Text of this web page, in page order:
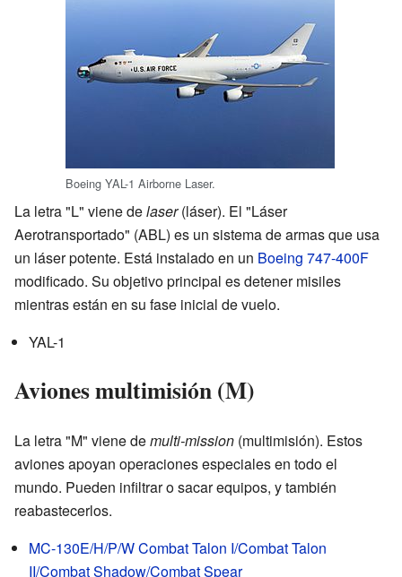
Boeing YAL-1 Airborne Laser.
La letra "L" viene delaser(láser). El "Láser
Aerotransportado" (ABL) es un sistema de armas que usa
un láser potente. Está instalado en un Boeing 747-400F
modificado. Su objetivo principal es detener misiles
mientras están en su fase inicial de vuelo.
YAL-1
Aviones multimisión (M)
La letra "M" viene demulti-mission (multimisión). Estos
aviones apoyan operaciones especiales en todo el
mundo. Pueden infiltrar o sacar equipos, y también
reabastecerlos.
MC-130E/H/P/W Combat Talon I/Combat Talon
II/Combat Shadow/Combat Spear